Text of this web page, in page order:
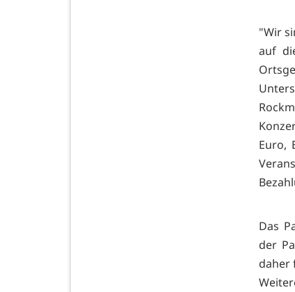
"Wir
auf
Euro,
Das
der
daher